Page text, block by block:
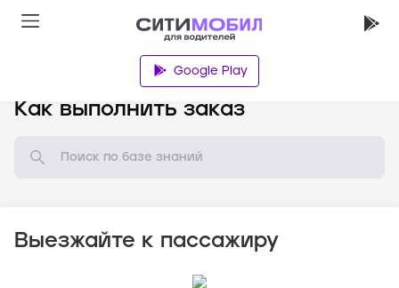
Google Play
Как выполнить заказ
Выезжайте к пассажиру